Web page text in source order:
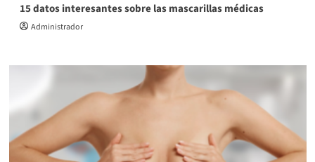
15 datos interesantes sobre las mascarillas médicas
Administrador